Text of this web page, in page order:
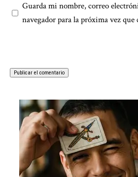
Guarda mi nombre, correo
navegador para la próxima vez que